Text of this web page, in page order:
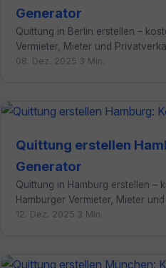
Generator
Quittung in Berlin erstellen –
Vermieter, Mieter und
08. Dez. 2025 3 Min.
Quittung erstellen
Generator
Quittung in Hamburg erstellen –
Hamburger Vermieter, Mieter
12. Dez. 2025 3 Min.